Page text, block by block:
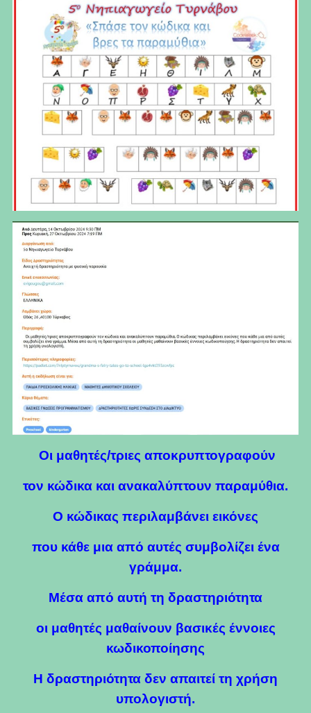
Οι μαθητές/τριες αποκρυπτογραφούν
τον κώδικα και ανακαλύπτουν παραμύθια.
Ο κώδικας περιλαμβάνει εικόνες
που κάθε μια από αυτές συμβολίζει ένα
γράμμα.
Μέσα από αυτή τη δραστηριότητα
οι μαθητές μαθαίνουν βασικές έννοιες
κωδικοποίησης
Η δραστηριότητα δεν απαιτεί τη χρήση
υπολογιστή.